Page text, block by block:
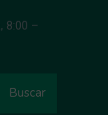
8:00 –
Buscar